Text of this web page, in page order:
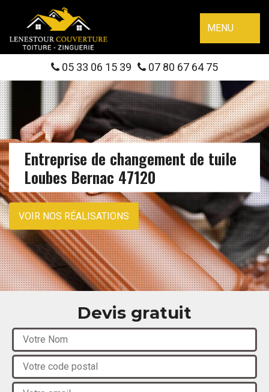
MENU
05 33 06 15 39 07 80 67 64 75
Entreprise de changement de tuile
Loubes Bernac 47120
VOIR NOS RÉALISATIONS
Devis gratuit